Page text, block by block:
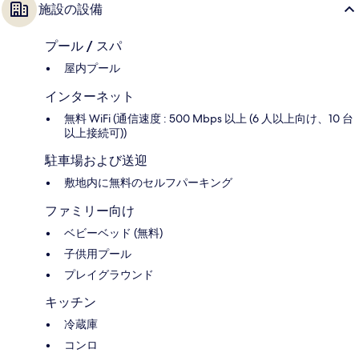
施設の設備
プール / スパ
屋内プール
インターネット
無料 WiFi (通信速度 : 500 Mbps 以上 (6 人以上向け、10 台
以上接続可))
駐車場および送迎
敷地内に無料のセルフパーキング
ファミリー向け
ベビーベッド (無料)
子供用プール
プレイグラウンド
キッチン
冷蔵庫
コンロ